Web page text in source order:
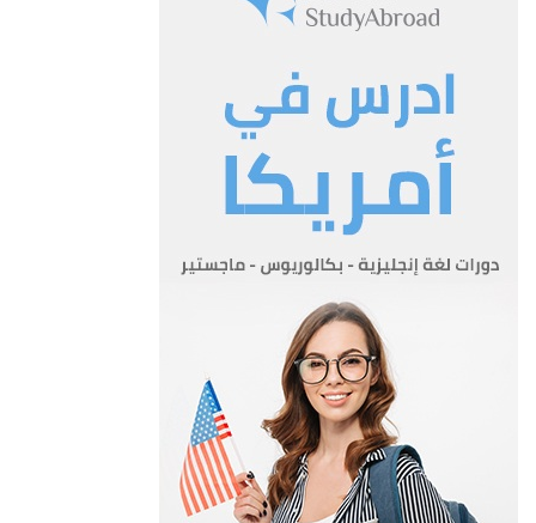
المادة 4- يستوفى الرسم التالي عن كل قبان (في كل يوم أو جزئه)
يشغل حيزاً ما من أرصفة الميناء 250
مادة 6- تستوفى بدل الخدمات التالية مقابل نقل نفايات الباخرة إلى
مكان إتلاف تلك النفايات:-
فلس دينار